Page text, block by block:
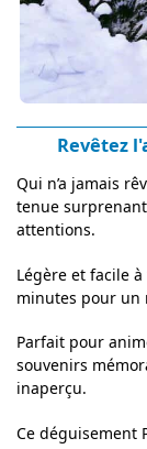
Revêtez
Qui n’a jamais
tenue
attentions.
Légère et facile
minutes pour
Parfait pour
souvenirs
inaperçu.
Ce déguisement